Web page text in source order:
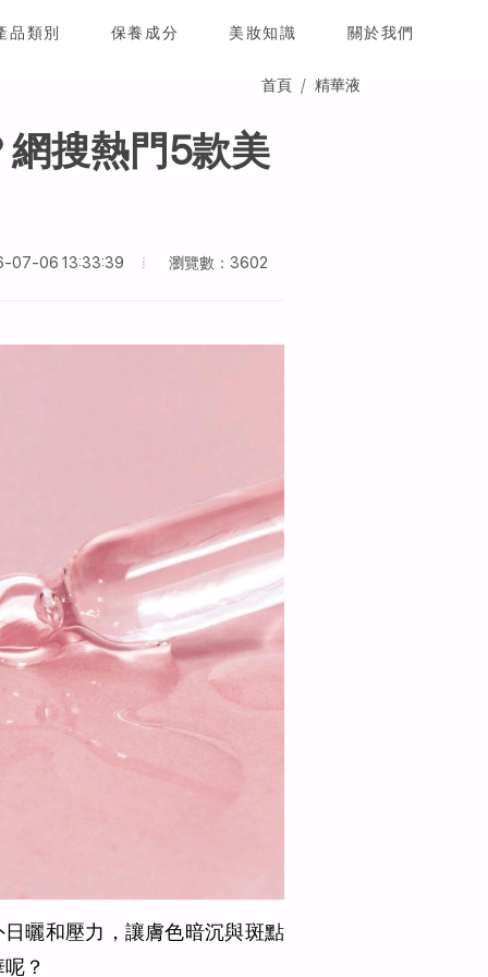
品類別 保養成分 美妝知識 關於我們
首頁 精華液
搜熱門5款美
07-06 13:33:39 瀏覽數：3602
曬和壓力，讓膚色暗沉與斑點
？